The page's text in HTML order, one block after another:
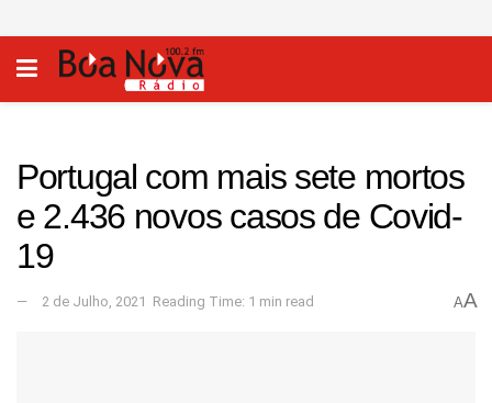
Portugal com mais sete mortos
e 2.436 novos casos de Covid-
19
2 de Julho, 2021 Reading Time: 1 min read AA